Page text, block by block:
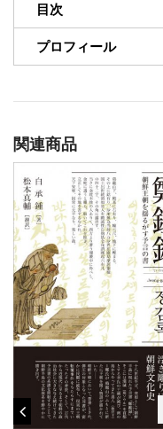
目次
プロフィール
関連商品